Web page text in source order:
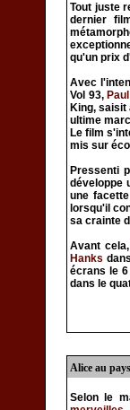
Tout juste
dernier
qu'un prix
Avec
Vol 93,
King,
ultime
Le film
mis sur
Pressenti
développe
une
lorsqu'il
sa crainte
Avant cela,
Hanks
écrans le
dans le
Alice au
Selon le